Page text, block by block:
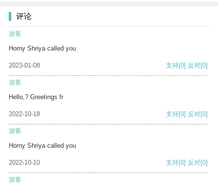
评论
游客
Horny Shriya called you
2023-01-08 支持[0] 反对[0]
游客
Hello,? Greetings fr
2022-10-18 支持[0] 反对[0]
游客
Horny Shriya called you
2022-10-10 支持[0] 反对[0]
游客